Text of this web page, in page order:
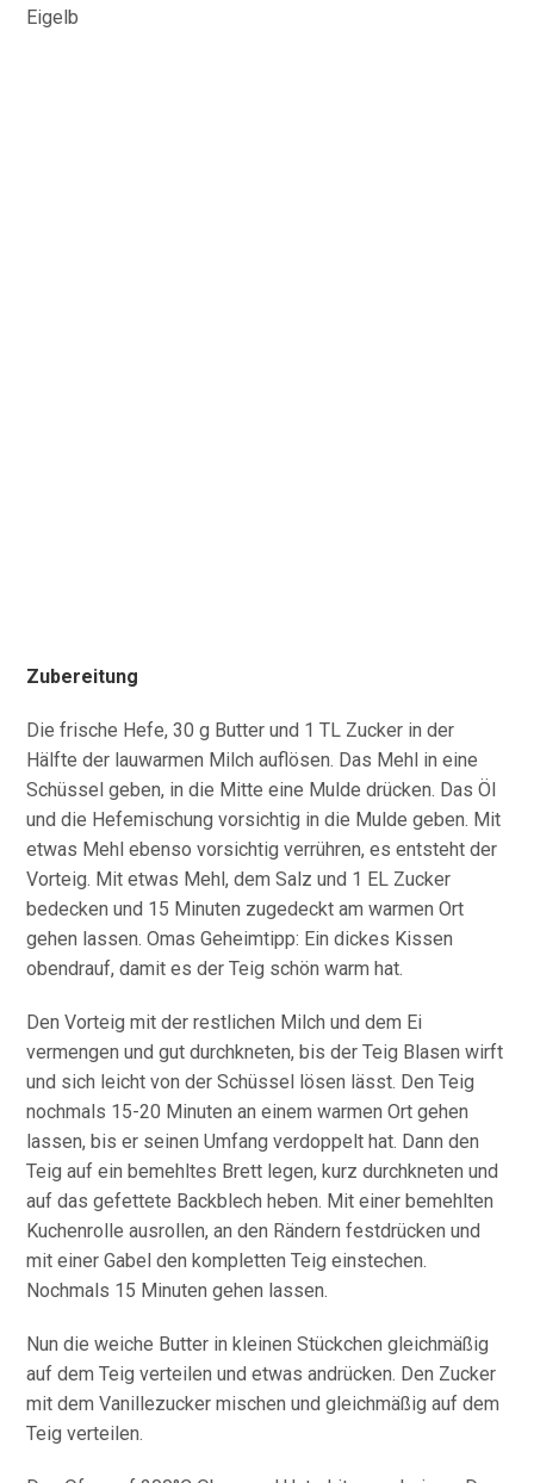
Eigelb
Zubereitung
Die frische Hefe, 30 g Butter und 1 TL Zucker in der
Hälfte der lauwarmen Milch auflösen. Das Mehl in eine
Schüssel geben, in die Mitte eine Mulde drücken. Das Öl
und die Hefemischung vorsichtig in die Mulde geben. Mit
etwas Mehl ebenso vorsichtig verrühren, es entsteht der
Vorteig. Mit etwas Mehl, dem Salz und 1 EL Zucker
bedecken und 15 Minuten zugedeckt am warmen Ort
gehen lassen. Omas Geheimtipp: Ein dickes Kissen
obendrauf, damit es der Teig schön warm hat.
Den Vorteig mit der restlichen Milch und dem Ei
vermengen und gut durchkneten, bis der Teig Blasen wirft
und sich leicht von der Schüssel lösen lässt. Den Teig
nochmals 15-20 Minuten an einem warmen Ort gehen
lassen, bis er seinen Umfang verdoppelt hat. Dann den
Teig auf ein bemehltes Brett legen, kurz durchkneten und
auf das gefettete Backblech heben. Mit einer bemehlten
Kuchenrolle ausrollen, an den Rändern festdrücken und
mit einer Gabel den kompletten Teig einstechen.
Nochmals 15 Minuten gehen lassen.
Nun die weiche Butter in kleinen Stückchen gleichmäßig
auf dem Teig verteilen und etwas andrücken. Den Zucker
mit dem Vanillezucker mischen und gleichmäßig auf dem
Teig verteilen.